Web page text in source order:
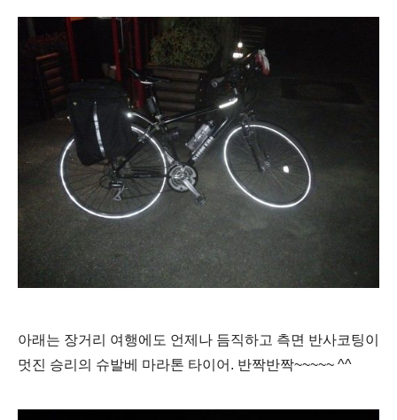
아래는 장거리 여행에도 언제나 듬직하고 측면 반사코팅이
멋진 승리의 슈발베 마라톤 타이어. 반짝반짝~~~~~ ^^